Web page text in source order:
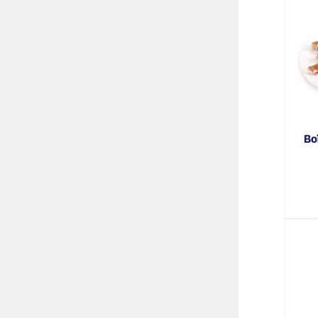
boîte demi-sucrette illustration nantes caramels au